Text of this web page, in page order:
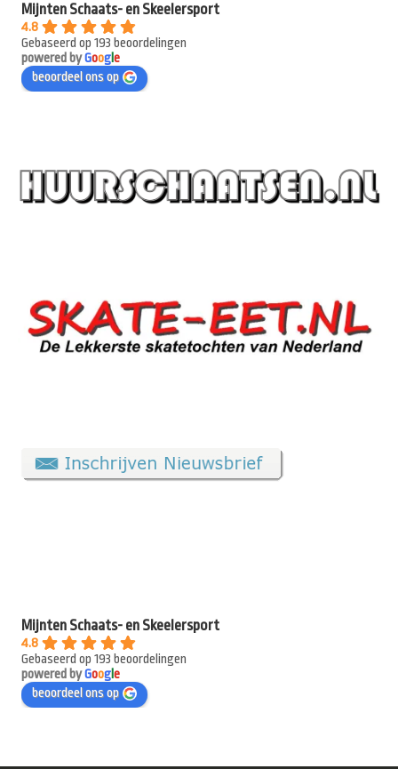
Mijnten Schaats- en Skeelersport
4.8
Gebaseerd op 193 beoordelingen
powered byGooge
beoordeel ons op
Mijnten Schaats- en Skeelersport
4.8
Gebaseerd op 193 beoordelingen
powered byGooge
beoordeel ons op